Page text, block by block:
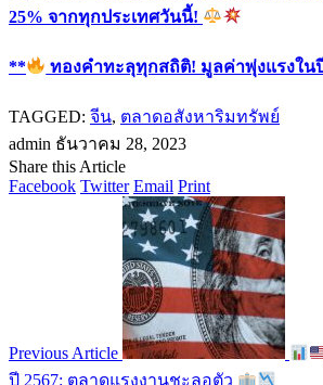
25% จากทุกประเทศวันนี้!
** ทองคำทะลุทุกสถิติ! มูลค่าพุ่งแรงในปี
TAGGED: จีน, ตลาดอสังหาริมทรัพย์
admin ธันวาคม 28, 2023
Share this Article
Facebook Twitter Email Print
Previous Article
ปี 2567: ตลาดแรงงานชะลอตัว